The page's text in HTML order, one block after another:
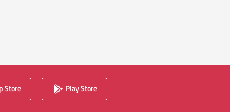
Store Play Store